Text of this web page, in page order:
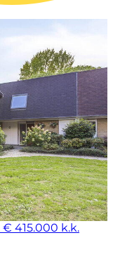
€ 415.000 k.k.